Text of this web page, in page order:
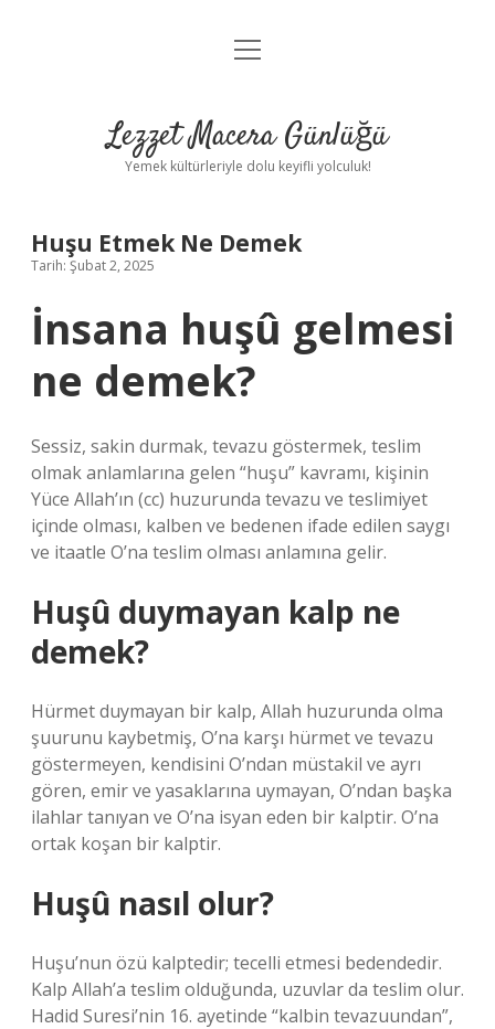
Anasayfa
Yasal Uyarı
menüyü
Lezzet Macera Günlüğü
Yemek kültürleriyle dolu keyifli yolculuk!
Huşu Etmek Ne Demek
Tarih: Şubat 2, 2025
İnsana huşû gelmesi
ne demek?
Sessiz, sakin durmak, tevazu göstermek, teslim
olmak anlamlarına gelen “huşu” kavramı, kişinin
Yüce Allah’ın (cc) huzurunda tevazu ve teslimiyet
içinde olması, kalben ve bedenen ifade edilen saygı
ve itaatle O’na teslim olması anlamına gelir.
Huşû duymayan kalp ne
demek?
Hürmet duymayan bir kalp, Allah huzurunda olma
şuurunu kaybetmiş, O’na karşı hürmet ve tevazu
göstermeyen, kendisini O’ndan müstakil ve ayrı
gören, emir ve yasaklarına uymayan, O’ndan başka
ilahlar tanıyan ve O’na isyan eden bir kalptir. O’na
ortak koşan bir kalptir.
Huşû nasıl olur?
Huşu’nun özü kalptedir; tecelli etmesi bedendedir.
Kalp Allah’a teslim olduğunda, uzuvlar da teslim olur.
Hadid Suresi’nin 16. ayetinde “kalbin tevazuundan”,